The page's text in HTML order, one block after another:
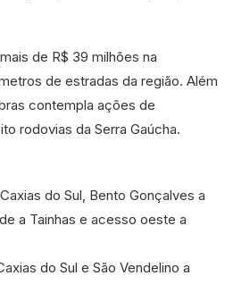
de R$ 39 milhões na
de estradas da região. Além
contempla ações de
rodovias da Serra Gaúcha.
do Sul, Bento Gonçalves a
a Tainhas e acesso oeste a
do Sul e São Vendelino a